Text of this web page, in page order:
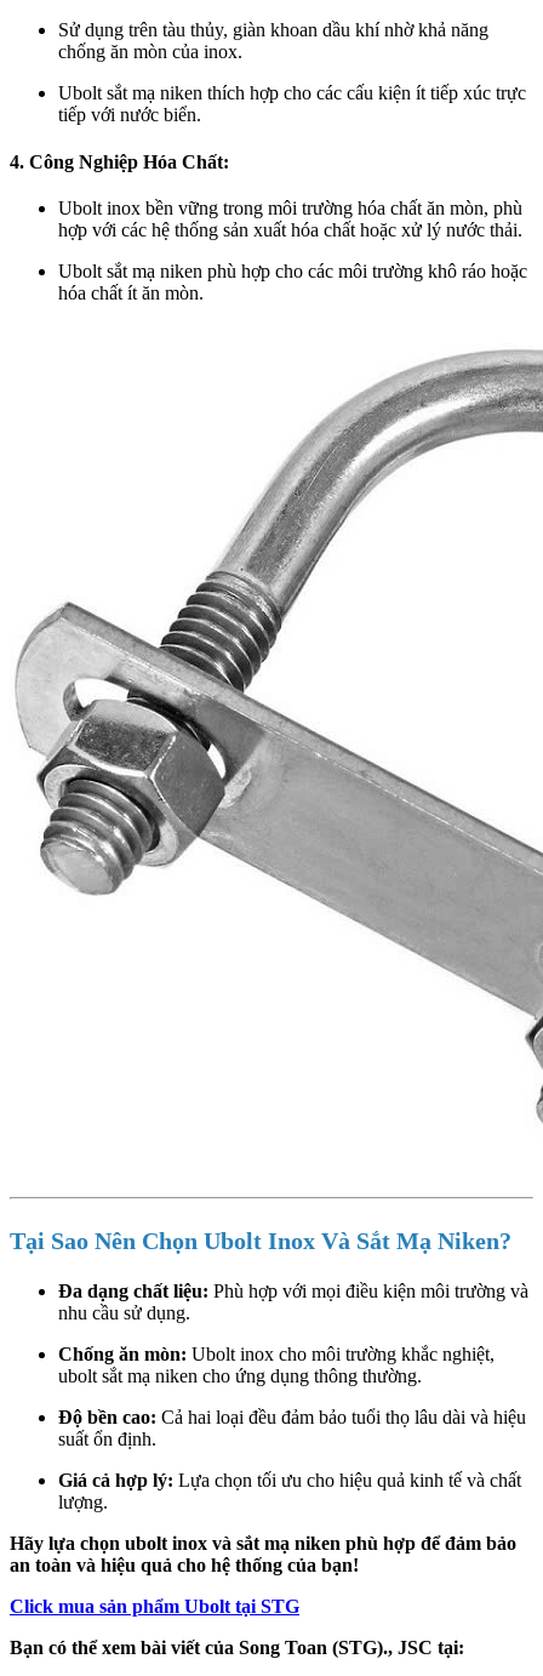
Sử dụng trên tàu thủy, giàn khoan dầu khí nhờ khả năng
chống ăn mòn của inox.
Ubolt sắt mạ niken thích hợp cho các cấu kiện ít tiếp xúc trực
tiếp với nước biển.
4. Công Nghiệp Hóa Chất:
Ubolt inox bền vững trong môi trường hóa chất ăn mòn, phù
hợp với các hệ thống sản xuất hóa chất hoặc xử lý nước thải.
Ubolt sắt mạ niken phù hợp cho các môi trường khô ráo hoặc
hóa chất ít ăn mòn.
Tại Sao Nên Chọn Ubolt Inox Và Sắt Mạ Niken?
Đa dạng chất liệu: Phù hợp với mọi điều kiện môi trường và
nhu cầu sử dụng.
Chống ăn mòn: Ubolt inox cho môi trường khắc nghiệt,
ubolt sắt mạ niken cho ứng dụng thông thường.
Độ bền cao: Cả hai loại đều đảm bảo tuổi thọ lâu dài và hiệu
suất ổn định.
Giá cả hợp lý: Lựa chọn tối ưu cho hiệu quả kinh tế và chất
lượng.
Hãy lựa chọn ubolt inox và sắt mạ niken phù hợp để đảm bảo
an toàn và hiệu quả cho hệ thống của bạn!
Click mua sản phẩm Ubolt tại STG
Bạn có thể xem bài viết của Song Toan (STG)., JSC tại: